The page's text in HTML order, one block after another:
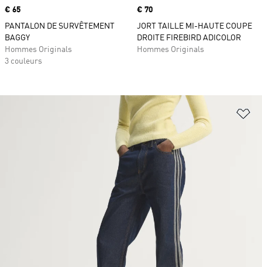
Prix
€ 65
PANTALON DE SURVÊTEMENT
BAGGY
Hommes Originals
3 couleurs
Prix
€ 70
JORT TAILLE MI-HAUTE COUPE
DROITE FIREBIRD ADICOLOR
Hommes Originals